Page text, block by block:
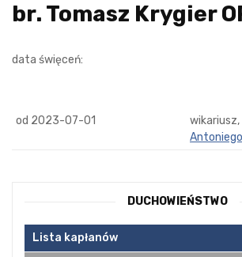
br. Tomasz Krygier
data święceń:
od 2023-07-01 wikariusz,
DUCHOWIEŃSTWO
Lista kapłanów